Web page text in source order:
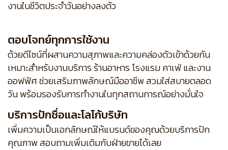
งานในชีวิตประจำวันอย่างลงตัว
ตอบโจทย์ทุกการใช้งาน
ด้วยดีไซน์ที่ผสานความสุภาพและความคล่องตัวเข้าด้วยกัน
เหมาะสำหรับงานบริการ ร้านอาหาร โรงแรม คาเฟ่ และงาน
ออฟฟิศ ช่วยเสริมภาพลักษณ์มืออาชีพ สวมใส่สบายตลอด
วัน พร้อมรองรับการทำงานในทุกสถานการณ์อย่างมั่นใจ
บริการปักชื่อและโลโก้บริษัท
เพิ่มความเป็นเอกลักษณ์ให้แบรนด์ของคุณด้วยบริการปัก
คุณภาพ สอบถามเพิ่มเติมกับฝ่ายขายได้เลย